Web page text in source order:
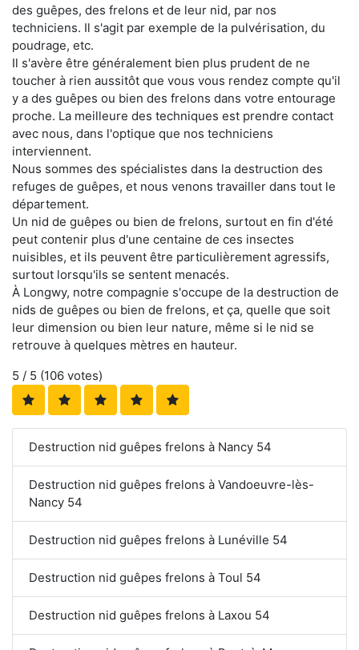
des guêpes, des frelons et de leur nid, par nos
techniciens. Il s'agit par exemple de la pulvérisation, du
poudrage, etc.
Il s'avère être généralement bien plus prudent de ne
toucher à rien aussitôt que vous vous rendez compte qu'il
y a des guêpes ou bien des frelons dans votre entourage
proche. La meilleure des techniques est prendre contact
avec nous, dans l'optique que nos techniciens
interviennent.
Nous sommes des spécialistes dans la destruction des
refuges de guêpes, et nous venons travailler dans tout le
département.
Un nid de guêpes ou bien de frelons, surtout en fin d'été
peut contenir plus d'une centaine de ces insectes
nuisibles, et ils peuvent être particulièrement agressifs,
surtout lorsqu'ils se sentent menacés.
À Longwy, notre compagnie s'occupe de la destruction de
nids de guêpes ou bien de frelons, et ça, quelle que soit
leur dimension ou bien leur nature, même si le nid se
retrouve à quelques mètres en hauteur.
5 / 5 (106 votes)
Destruction nid guêpes frelons à Nancy 54
Destruction nid guêpes frelons à Vandoeuvre-lès-
Nancy 54
Destruction nid guêpes frelons à Lunéville 54
Destruction nid guêpes frelons à Toul 54
Destruction nid guêpes frelons à Laxou 54